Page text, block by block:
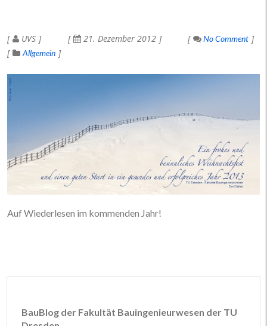
UVS 21. Dezember 2012
No Comment
Allgemein
Auf Wiederlesen im kommenden Jahr!
BauBlog der Fakultät Bauingenieurwesen der TU